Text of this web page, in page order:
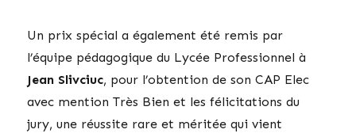
Un prix spécial a également été remis par
l’équipe pédagogique du Lycée Professionnel à
Jean Slivciuc, pour l’obtention de son CAP Elec
avec mention Très Bien et les félicitations du
jury, une réussite rare et méritée qui vient